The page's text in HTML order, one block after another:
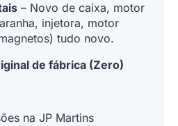
– Novo de caixa, motor
injetora, motor
tudo novo.
de fábrica (Zero)
na JP Martins